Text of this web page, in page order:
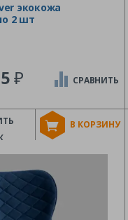
экокожа
2 шт
₽
В КОРЗИНУ
СРАВНИТЬ